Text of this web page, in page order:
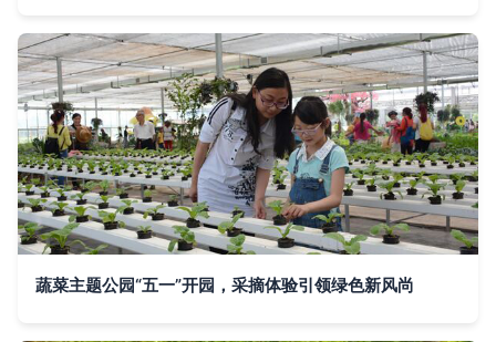
蔬菜主题公园“五一”开园，采摘体验引领绿色新风尚